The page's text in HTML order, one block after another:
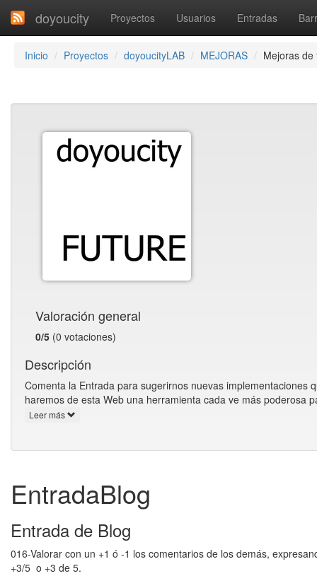
doyoucity Proyectos Usuarios Entradas
Inicio Proyectos doyoucityLAB MEJORAS Mejoras de
Valoración general
0/5 (0 votaciones)
Descripción
Comenta la Entrada para sugerirnos nuevas
haremos de esta Web una herramienta cada ve más poderosa
Leer más
EntradaBlog
Entrada de Blog
016-Valorar con un +1 ó -1 los comentarios de los demás,
+3/5 o +3 de 5.